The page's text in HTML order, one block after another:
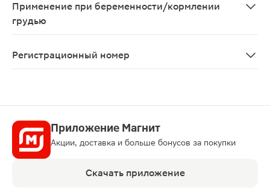
Применение при беременности/кормлении
грудью
Регистрационный номер
Приложение Магнит
Акции, доставка и больше бонусов за покупки
Скачать приложение